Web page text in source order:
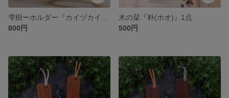
800円
木の栞『朴(ホオ)』1点
500円